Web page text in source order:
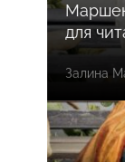
для
Залина